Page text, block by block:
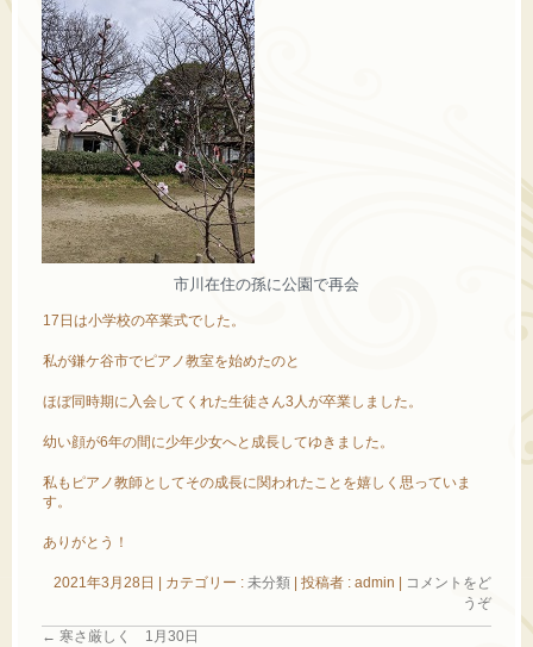
市川在住の孫に公園で再会
17日は小学校の卒業式でした。
私が鎌ケ谷市でピアノ教室を始めたのと
ほぼ同時期に入会してくれた生徒さん3人が卒業しました。
幼い顔が6年の間に少年少女へと成長してゆきました。
私もピアノ教師としてその成長に関われたことを嬉しく思っていま
す。
ありがとう！
2021年3月28日 カテゴリー : 未分類 投稿者 : admin
コメントをど
うぞ
← 寒さ厳しく 1月30日